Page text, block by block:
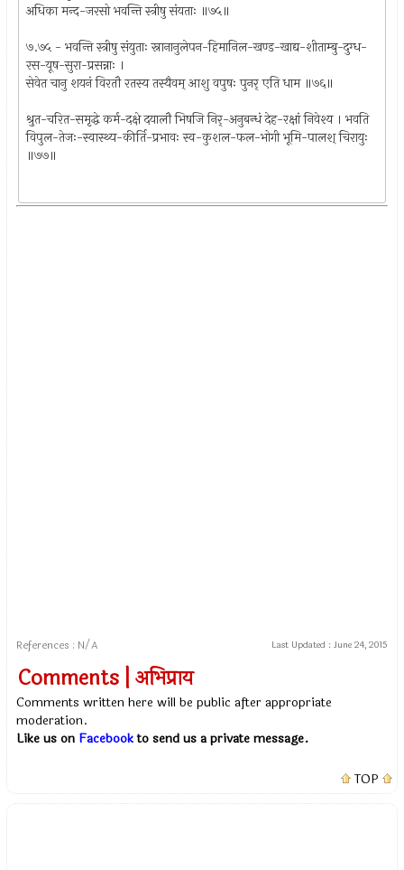
अधिका मन्द-जरसो भवन्ति स्त्रीषु संयताः ॥७५॥
७.७५ - भवन्ति स्त्रीषु संयुताः स्नानानुलेपन-हिमानिल-खण्ड-खाद्य-शीताम्बु-दुग्ध-
रस-यूष-सुरा-प्रसन्नाः ।
सेवेत चानु शयनं विरतौ रतस्य तस्यैवम् आशु वपुषः पुनर् एति धाम ॥७६॥
श्रुत-चरित-समृद्धे कर्म-दक्षे दयालौ भिषजि निर्-अनुबन्धं देह-रक्षां निवेश्य । भवति
विपुल-तेजः-स्वास्थ्य-कीर्ति-प्रभावः स्व-कुशल-फल-भोगी भूमि-पालश् चिरायुः
॥७७॥
References : N/A Last Updated : June 24, 2015
Comments | अभिप्राय
Comments written here will be public after appropriate
moderation.
Like us on Facebookto send us a private message.
TOP